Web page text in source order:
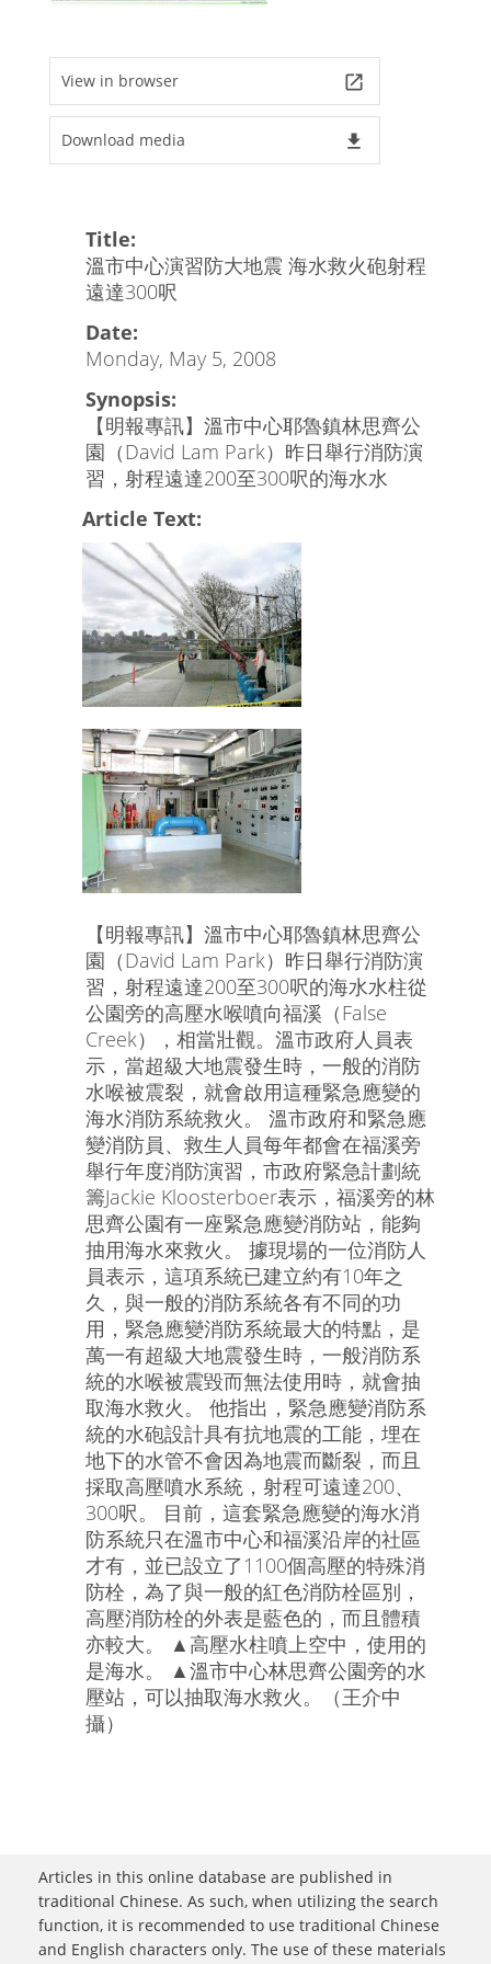
View in browser launch
Download media file_download
Title:
溫市中心演習防大地震 海水救火砲射程
遠達300呎
Date:
Monday, May 5, 2008
Synopsis:
【明報專訊】溫市中心耶魯鎮林思齊公
園（David Lam Park）昨日舉行消防演
習，射程遠達200至300呎的海水水
Article Text:
【明報專訊】溫市中心耶魯鎮林思齊公
園（David Lam Park）昨日舉行消防演
習，射程遠達200至300呎的海水水柱從
公園旁的高壓水喉噴向福溪（False
Creek），相當壯觀。溫市政府人員表
示，當超級大地震發生時，一般的消防
水喉被震裂，就會啟用這種緊急應變的
海水消防系統救火。 溫市政府和緊急應
變消防員、救生人員每年都會在福溪旁
舉行年度消防演習，市政府緊急計劃統
籌Jackie Kloosterboer表示，福溪旁的林
思齊公園有一座緊急應變消防站，能夠
抽用海水來救火。 據現場的一位消防人
員表示，這項系統已建立約有10年之
久，與一般的消防系統各有不同的功
用，緊急應變消防系統最大的特點，是
萬一有超級大地震發生時，一般消防系
統的水喉被震毀而無法使用時，就會抽
取海水救火。 他指出，緊急應變消防系
統的水砲設計具有抗地震的工能，埋在
地下的水管不會因為地震而斷裂，而且
採取高壓噴水系統，射程可遠達200、
300呎。 目前，這套緊急應變的海水消
防系統只在溫市中心和福溪沿岸的社區
才有，並已設立了1100個高壓的特殊消
防栓，為了與一般的紅色消防栓區別，
高壓消防栓的外表是藍色的，而且體積
亦較大。 ▲高壓水柱噴上空中，使用的
是海水。 ▲溫市中心林思齊公園旁的水
壓站，可以抽取海水救火。（王介中
攝）
Articles in this online database are published in
traditional Chinese. As such, when utilizing the search
function, it is recommended to use traditional Chinese
and English characters only. The use of these materials